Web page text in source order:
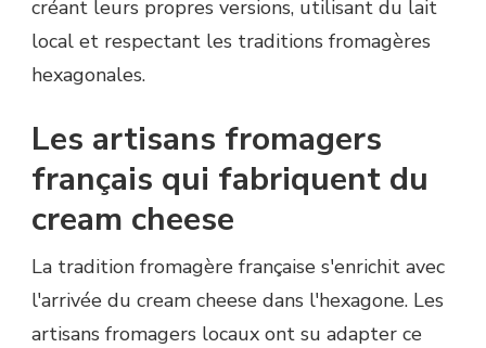
créant leurs propres versions, utilisant du lait
local et respectant les traditions fromagères
hexagonales.
Les artisans fromagers
français qui fabriquent du
cream cheese
La tradition fromagère française s'enrichit avec
l'arrivée du cream cheese dans l'hexagone. Les
artisans fromagers locaux ont su adapter ce